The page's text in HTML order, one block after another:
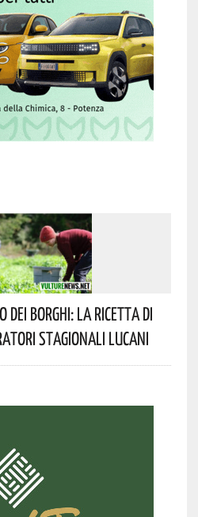
Dei Borghi: La Ricetta Di
Stagionali Lucani